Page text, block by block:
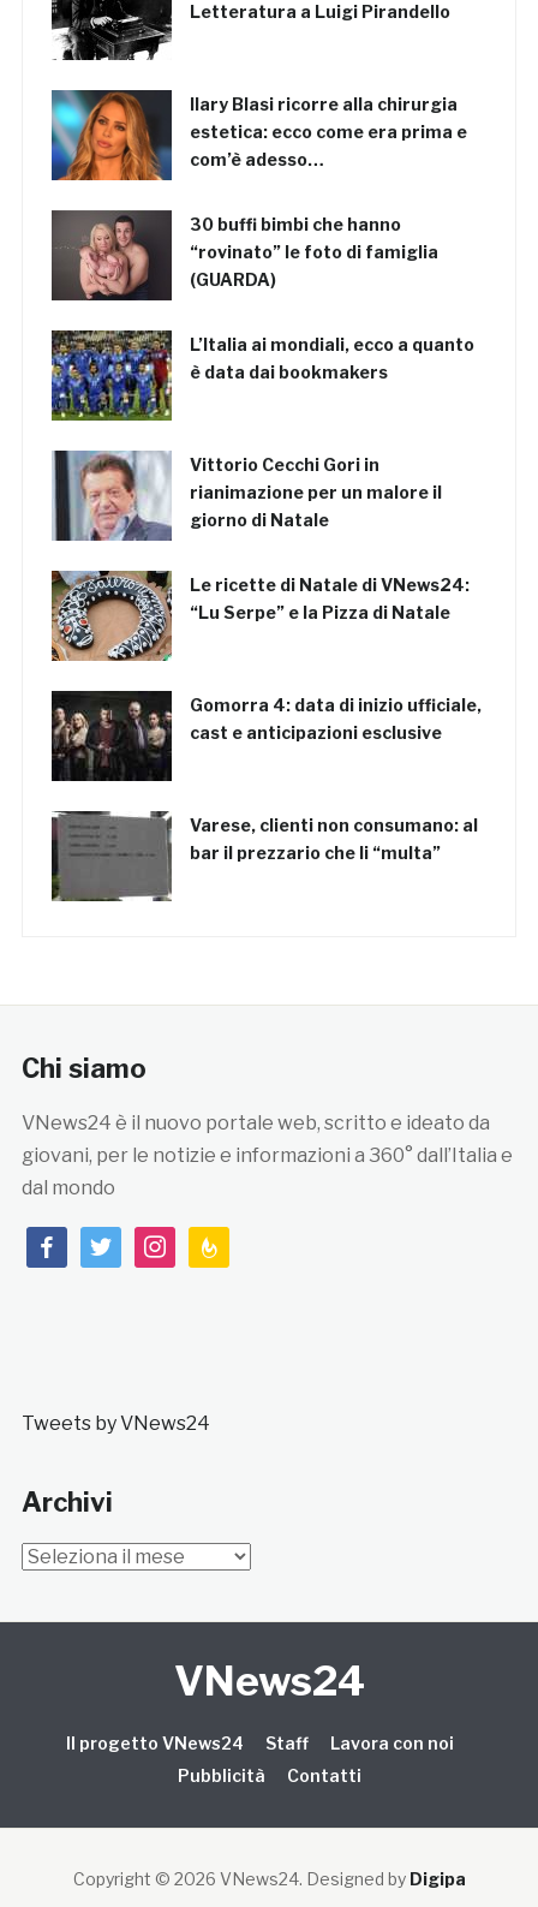
Letteratura a Luigi Pirandello
Ilary Blasi ricorre alla chirurgia
estetica: ecco come era prima e
com’è adesso…
30 buffi bimbi che hanno
“rovinato” le foto di famiglia
(GUARDA)
L’Italia ai mondiali, ecco a quanto
è data dai bookmakers
Vittorio Cecchi Gori in
rianimazione per un malore il
giorno di Natale
Le ricette di Natale di VNews24:
“Lu Serpe” e la Pizza di Natale
Gomorra 4: data di inizio ufficiale,
cast e anticipazioni esclusive
Varese, clienti non consumano: al
bar il prezzario che li “multa”
Chi siamo
VNews24 è il nuovo portale web, scritto e ideato da
giovani, per le notizie e informazioni a 360° dall’Italia e
dal mondo
facebooktwitterinstagramfeedburner
Tweets by VNews24
Archivi
Archivi
VNews24
Il progetto VNews24 Staff
Lavora con noi
Pubblicità
Contatti
Copyright © 2026 VNews24. Designed by Digipa